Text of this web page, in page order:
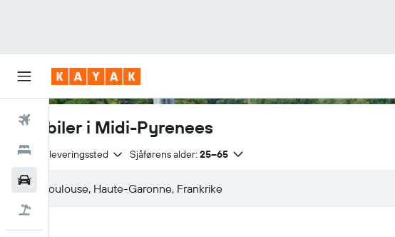
Fly
Hoteller
Leiebiler i Midi-Pyrenees
Samme leveringssted Sjåførens alder: 25–65